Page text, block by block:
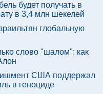
будет получать в
в 3,4 млн шекелей
глобальную
слово "шалом": как
США поддержал
в геноциде